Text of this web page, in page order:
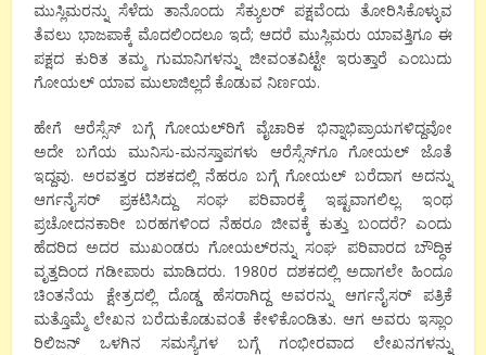
ಮುಸ್ಲಿಮರನ್ನು ಸೆಳೆದು ತಾನೊಂದು ಸೆಕ್ಯುಲರ್ ಪಕ್ಷವೆಂದು ತೋರಿಸಿಕೊಳ್ಳುವ
ತೆವಲು ಭಾಜಪಾಕ್ಕೆ ಮೊದಲಿಂದಲೂ ಇದೆ; ಆದರೆ ಮುಸ್ಲಿಮರು ಯಾವತ್ತಿಗೂ ಈ
ಪಕ್ಷದ ಕುರಿತ ತಮ್ಮ ಗುಮಾನಿಗಳನ್ನು ಜೀವಂತವಿಟ್ಟೇ ಇರುತ್ತಾರೆ ಎಂಬುದು
ಗೋಯಲ್ ಯಾವ ಮುಲಾಜಿಲ್ಲದೆ ಕೊಡುವ ನಿರ್ಣಯ.
ಹೇಗೆ ಆರೆಸ್ಸೆಸ್ ಬಗ್ಗೆ ಗೋಯಲ್‍ರಿಗೆ ವೈಚಾರಿಕ ಭಿನ್ನಾಭಿಪ್ರಾಯಗಳಿದ್ದವೋ
ಅದೇ ಬಗೆಯ ಮುನಿಸು-ಮನಸ್ತಾಪಗಳು ಆರೆಸ್ಸೆಸ್‍ಗೂ ಗೋಯಲ್ ಜೊತೆ
ಇದ್ದವು. ಅರವತ್ತರ ದಶಕದಲ್ಲಿ ನೆಹರೂ ಬಗ್ಗೆ ಗೋಯಲ್ ಬರೆದಾಗ ಅದನ್ನು
ಆರ್ಗನೈಸರ್ ಪ್ರಕಟಿಸಿದ್ದು ಸಂಘ ಪರಿವಾರಕ್ಕೆ ಇಷ್ಟವಾಗಲಿಲ್ಲ. ಇಂಥ
ಪ್ರಚೋದನಕಾರೀ ಬರಹಗಳಿಂದ ನೆಹರೂ ಜೀವಕ್ಕೆ ಕುತ್ತು ಬಂದರೆ? ಎಂದು
ಹೆದರಿದ ಅದರ ಮುಖಂಡರು ಗೋಯಲ್‍ರನ್ನು ಸಂಘ ಪರಿವಾರದ ಬೌದ್ಧಿಕ
ವೃತ್ತದಿಂದ ಗಡೀಪಾರು ಮಾಡಿದರು. 1980ರ ದಶಕದಲ್ಲಿ ಅದಾಗಲೇ ಹಿಂದೂ
ಚಿಂತನೆಯ ಕ್ಷೇತ್ರದಲ್ಲಿ ದೊಡ್ಡ ಹೆಸರಾಗಿದ್ದ ಅವರನ್ನು ಆರ್ಗನೈಸರ್ ಪತ್ರಿಕೆ
ಮತ್ತೊಮ್ಮೆ ಲೇಖನ ಬರೆದುಕೊಡುವಂತೆ ಕೇಳಿಕೊಂಡಿತು. ಆಗ ಅವರು ಇಸ್ಲಾಂ
ರಿಲಿಜನ್ ಒಳಗಿನ ಸಮಸ್ಯೆಗಳ ಬಗ್ಗೆ ಗಂಭೀರವಾದ ಲೇಖನಗಳನ್ನು